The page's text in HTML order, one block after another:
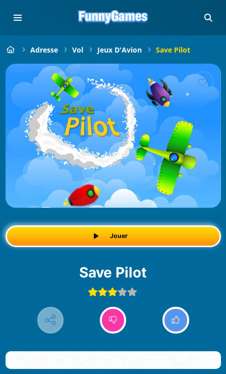
Adresse Vol Jeux D'Avion Save Pilot
Jouer
Save Pilot